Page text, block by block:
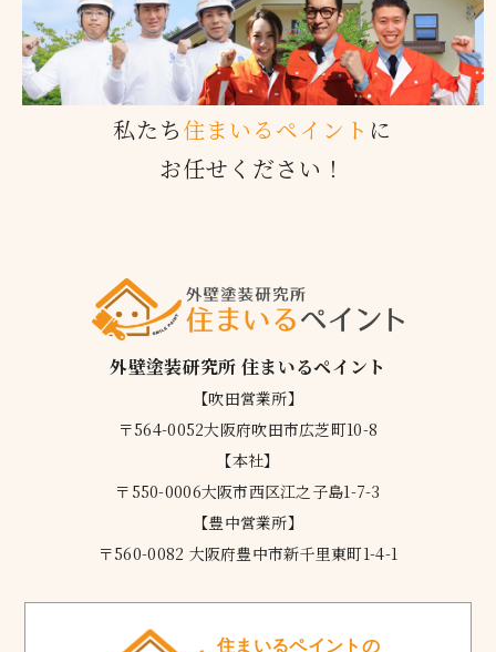
私たち住まいるペイント に
お任せください！
外壁塗装研究所 住まいるペイント
【吹田営業所】
〒564-0052大阪府吹田市広芝町10-8
【本社】
〒550-0006大阪市西区江之子島1-7-3
【豊中営業所】
〒560-0082 大阪府豊中市新千里東町1-4-1
住まいるペイントの